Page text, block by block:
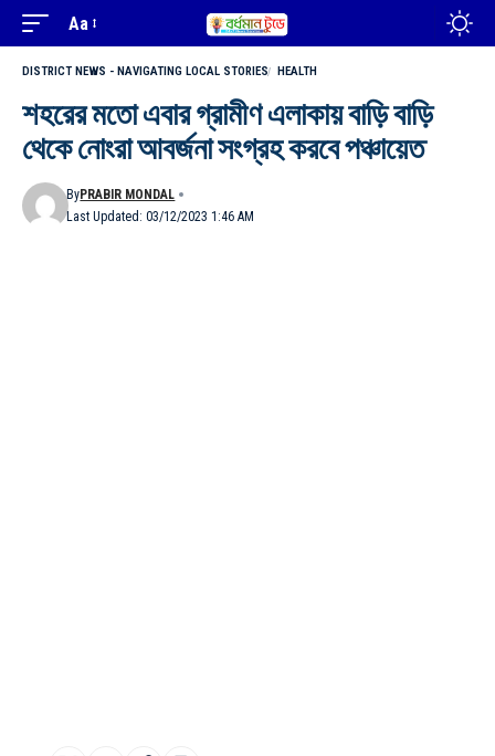
Aa
DISTRICT NEWS - NAVIGATING LOCAL STORIES HEALTH
শহরের মতো এবার গ্রামীণ এলাকায় বাড়ি বাড়ি
থেকে নোংরা আবর্জনা সংগ্রহ করবে পঞ্চায়েত
Last Updated: 03/12/2023 1:46 AM
ByPRABIR MONDAL